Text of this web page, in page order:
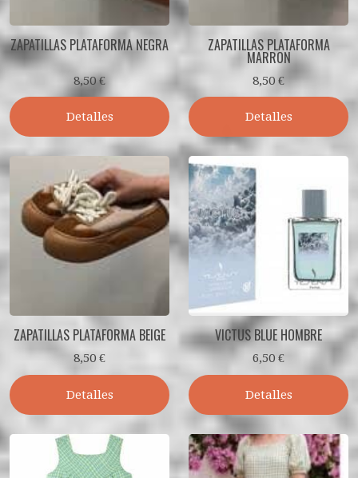
ZAPATILLAS PLATAFORMA NEGRA
8,50 €
Detalles
ZAPATILLAS PLATAFORMA
MARRON
8,50 €
Detalles
ZAPATILLAS PLATAFORMA BEIGE
8,50 €
Detalles
VICTUS BLUE HOMBRE
6,50 €
Detalles